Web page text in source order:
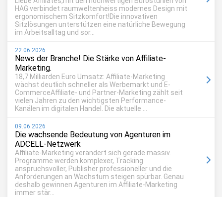
HAG verbindet raumweltenheiss modernes Design mit
ergonomischem Sitzkomfort!Die innovativen
Sitzlösungen unterstützen eine natürliche Bewegung
im Arbeitsalltag und sor...
22.06.2026
News der Branche! Die Stärke von Affiliate-
Marketing.
18,7 Milliarden Euro Umsatz: Affiliate-Marketing
wächst deutlich schneller als Werbemarkt und E-
CommerceAffiliate- und Partner-Marketing zählt seit
vielen Jahren zu den wichtigsten Performance-
Kanälen im digitalen Handel. Die aktuelle ...
09.06.2026
Die wachsende Bedeutung von Agenturen im
ADCELL-Netzwerk
Affiliate-Marketing verändert sich gerade massiv.
Programme werden komplexer, Tracking
anspruchsvoller, Publisher professioneller und die
Anforderungen an Wachstum steigen spürbar. Genau
deshalb gewinnen Agenturen im Affiliate-Marketing
immer stär...